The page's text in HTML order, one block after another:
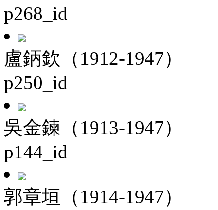
p268_id
盧鈵欽（1912-1947）
p250_id
吳金鍊（1913-1947）
p144_id
郭章垣（1914-1947）